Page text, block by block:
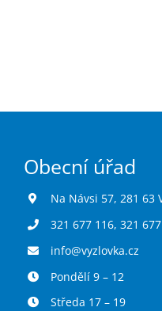
Obecní úřad
Na Návsi 57, 281 63
321 677 116, 321
info@vyzlovka.cz
Pondělí 9 – 12
Středa 17 – 19